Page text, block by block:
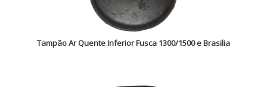
Tampão Ar Quente Inferior Fusca 1300/1500 e Brasilia